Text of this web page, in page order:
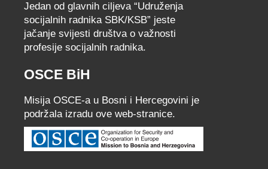
Jedan od glavnih ciljeva “Udruženja
socijalnih radnika SBK/KSB” jeste
jačanje svijesti društva o važnosti
profesije socijalnih radnika.
OSCE BiH
Misija OSCE-a u Bosni i Hercegovini je
podržala izradu ove web-stranice.